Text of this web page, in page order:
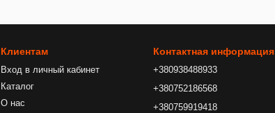
Клиентам
Вход в личный кабинет
Каталог
О нас
Контактная информация
+380938488933
+380752186568
+380759919418